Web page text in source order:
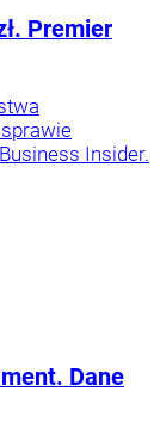
Premier
Insider.
Dane